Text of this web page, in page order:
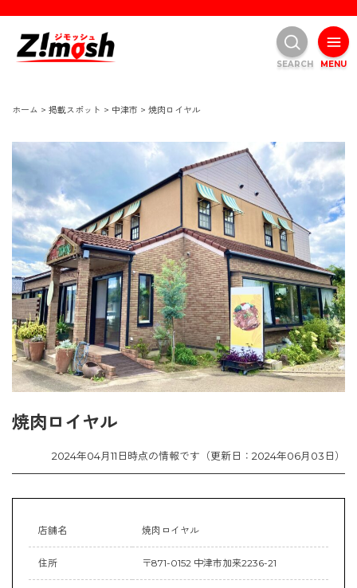
ホーム > 掲載スポット > 中津市 > 焼肉ロイヤル
焼肉ロイヤル
2024年04月11日時点の情報です（更新日：2024年06月03日）
店舗名 焼肉ロイヤル
住所 〒871-0152 中津市加来2236-21
MENU
SEARCH